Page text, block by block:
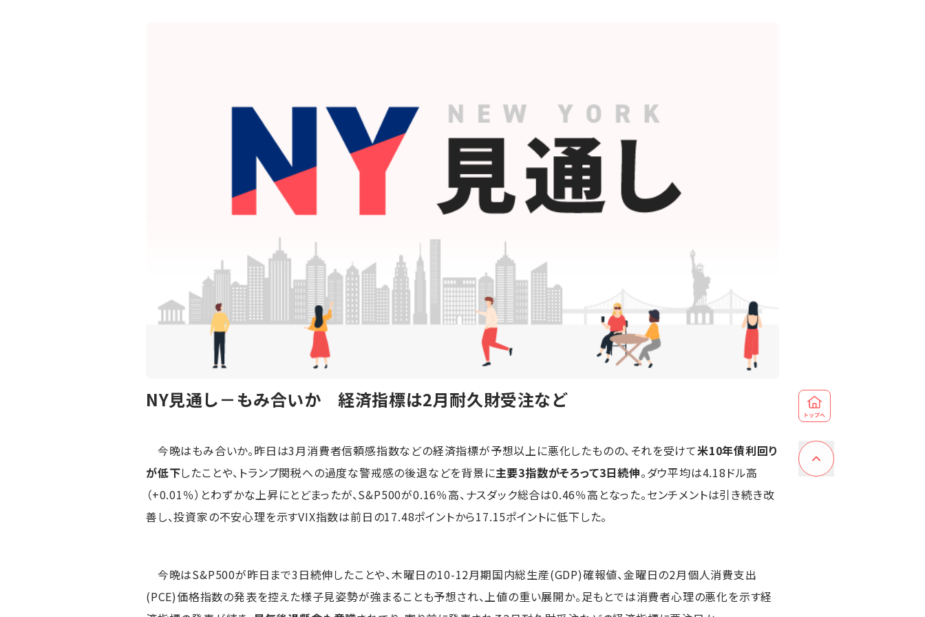
NY見通し－もみ合いか 経済指標は2月耐久財受注など
今晩はもみ合いか。昨日は3月消費者信頼感指数などの経済指標が予想以上に悪化したものの、それを受けて米10年債利回り
が低下したことや、トランプ関税への過度な警戒感の後退などを背景に主要3指数がそろって3日続伸。ダウ平均は4.18ドル高
（+0.01％）とわずかな上昇にとどまったが、S&P500が0.16％高、ナスダック総合は0.46％高となった。センチメントは引き続き改
善し、投資家の不安心理を示すVIX指数は前日の17.48ポイントから17.15ポイントに低下した。
今晩はS&P500が昨日まで3日続伸したことや、木曜日の10-12月期国内総生産(GDP)確報値、金曜日の2月個人消費支出
(PCE)価格指数の発表を控えた様子見姿勢が強まることも予想され、上値の重い展開か。足もとでは消費者心理の悪化を示す経